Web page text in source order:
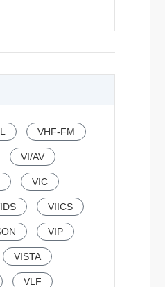
VHF-FM
VI/AV
VIC
VIICS
VIP
VISTA
VLF